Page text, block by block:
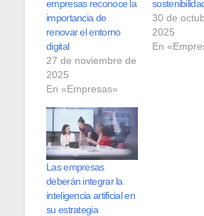
empresas reconoce la
importancia de
renovar el entorno
digital
27 de noviembre de
2025
En «Empresas»
30 de
2025
En
Las empresas
deberán integrar la
inteligencia artificial en
su estrategia